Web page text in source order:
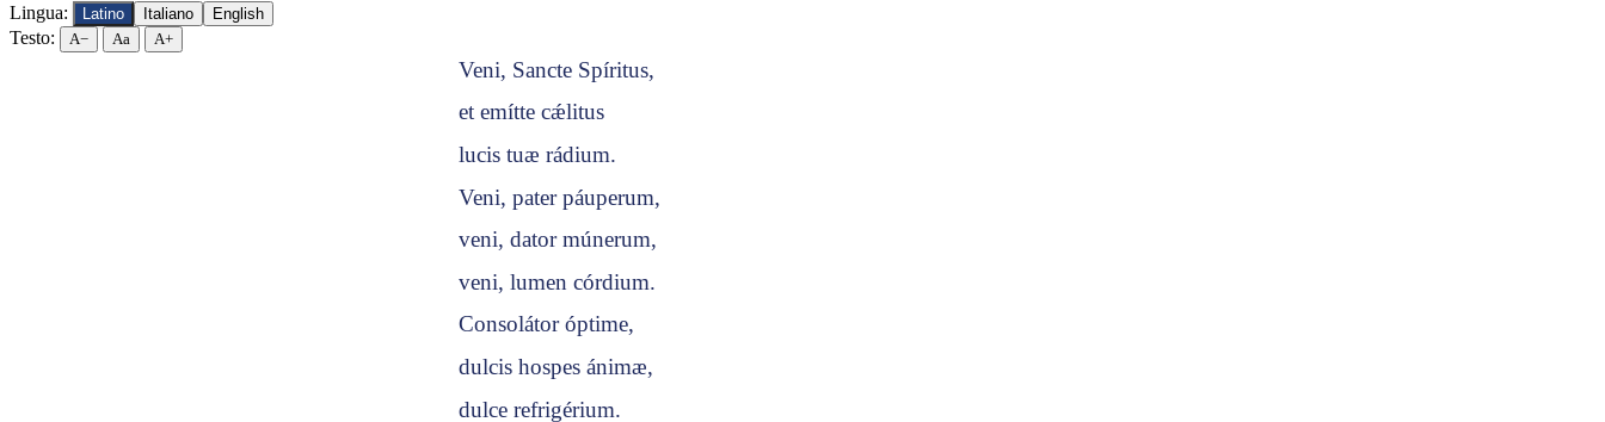
Lingua: Latino Italiano English
Testo: A− Aa A+
Veni, Sancte Spíritus,
et emítte cǽlitus
lucis tuæ rádium.
Veni, pater páuperum,
veni, dator múnerum,
veni, lumen córdium.
Consolátor óptime,
dulcis hospes ánimæ,
dulce refrigérium.